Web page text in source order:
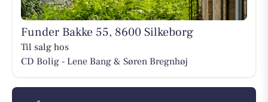
Funder Bakke 55, 8600 Silkeborg
Til salg hos
CD Bolig - Lene Bang & Søren Bregnhøj